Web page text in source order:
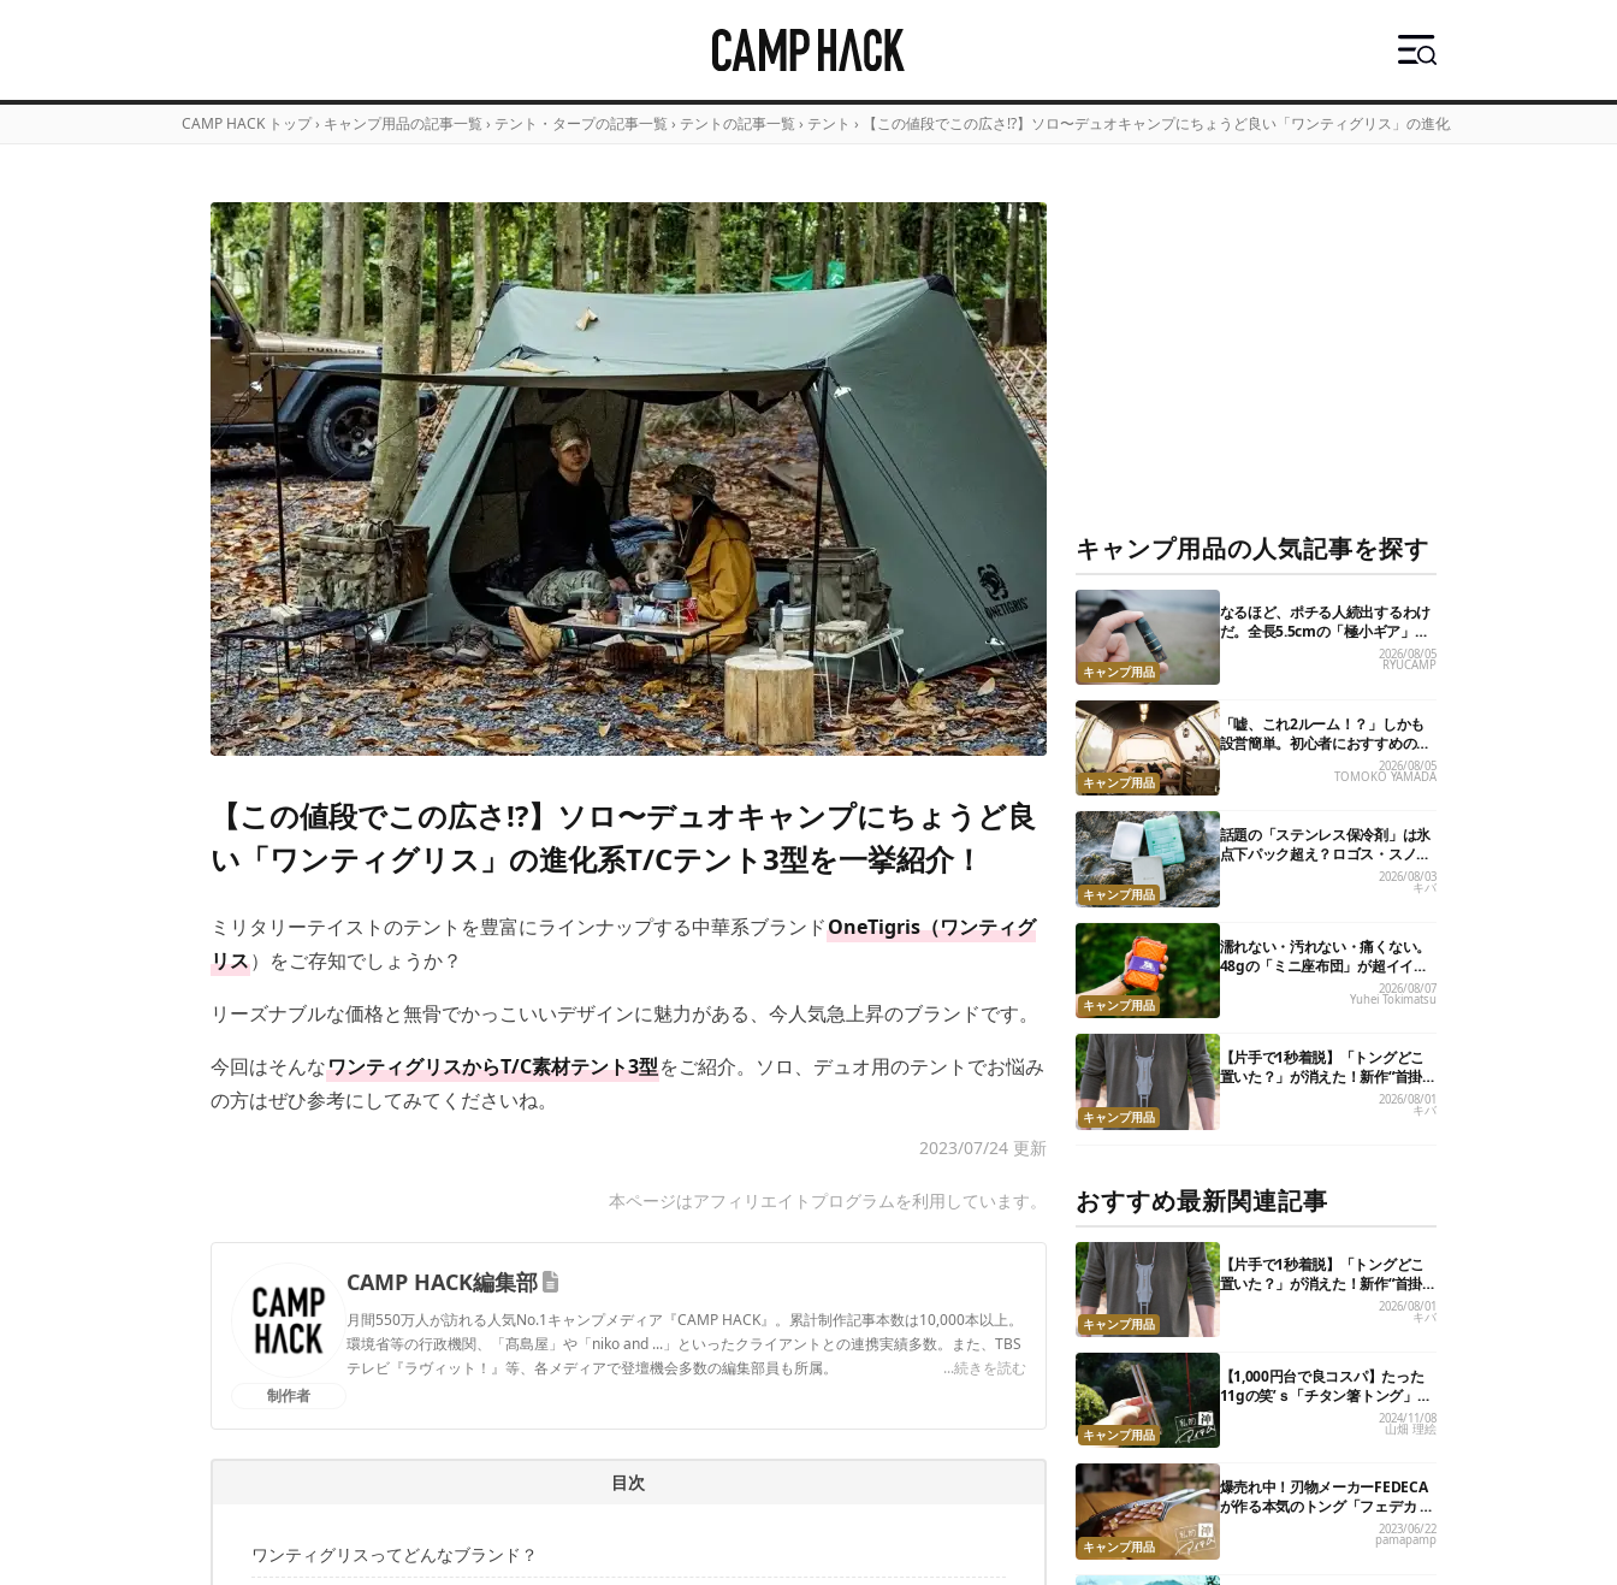
CAMP HACK トップ › キャンプ用品の記事一覧 › テント・タープの記事一覧 › テントの記事一覧 › テント › 【この値段でこの広さ!?】ソロ〜デュオキャンプにちょうど良い「ワンティグリス」の進化系T/Cテント3型を一挙紹
【この値段でこの広さ!?】ソロ〜デュオキャンプにちょうど良
い「ワンティグリス」の進化系T/Cテント3型を一挙紹介！
ミリタリーテイストのテントを豊富にラインナップする中華系ブランドOneTigris（ワンティグ
リス）をご存知でしょうか？
リーズナブルな価格と無骨でかっこいいデザインに魅力がある、今人気急上昇のブランドです。
今回はそんなワンティグリスからT/C素材テント3型をご紹介。ソロ、デュオ用のテントでお悩み
の方はぜひ参考にしてみてくださいね。
2023/07/24 更新
本ページはアフィリエイトプログラムを利用しています。
制作者
CAMP HACK編集部
月間550万人が訪れる人気No.1キャンプメディア『CAMP HACK』。累計制作記事本数は10,000本以上。
環境省等の行政機関、「髙島屋」や「niko and ...」といったクライアントとの連携実績多数。また、TBS
テレビ『ラヴィット！』等、各メディアで登壇機会多数の編集部員も所属。
...続きを読む
目次
ワンティグリスってどんなブランド？
キャンプ用品の人気記事を探す
キャンプ用品
なるほど、ポチる人続出するわけ
だ。全長5.5cmの「極小ギア」を
使って分かったほんとの魅力2026/08/05
RYUCAMP
キャンプ用品
「嘘、これ2ルーム！？」しかも
設営簡単。初心者におすすめの最
新“おしゃれ広々テント”7選2026/08/05
TOMOKO YAMADA
キャンプ用品
話題の「ステンレス保冷剤」は氷
点下パック超え？ロゴス・スノー
ピーク・爆売れノーブランド品を
比べてみた
2026/08/03
キバ
キャンプ用品
濡れない・汚れない・痛くない。
48gの「ミニ座布団」が超イイ具
合
2026/08/07
Yuhei Tokimatsu
キャンプ用品
【片手で1秒着脱】「トングどこ
置いた？」が消えた！新作“首掛
けトング”、男心くすぐるギミッ
2026/08/01
キバ
おすすめ最新関連記事
キャンプ用品
【片手で1秒着脱】「トングどこ
置いた？」が消えた！新作“首掛
けトング”、男心くすぐるギミッ
2026/08/01
キバ
キャンプ用品
【1,000円台で良コスパ】たった
11gの笑’ｓ「チタン箸トング」
が、キャンプ飯のストレスを解消
2024/11/08
山畑 理絵
キャンプ用品
爆売れ中！刃物メーカーFEDECA
が作る本気のトング「フェデカ ク
レバートング」【私的神アイテ
2023/06/22
pamapamp